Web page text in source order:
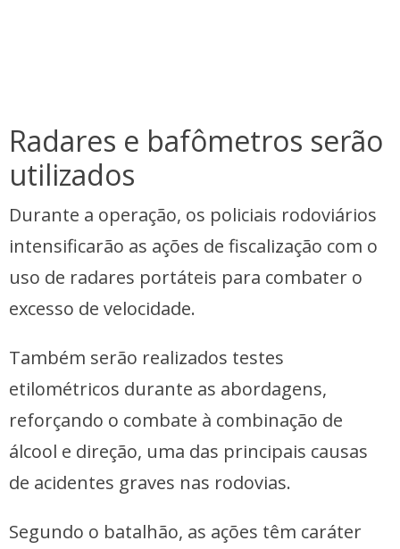
Radares e bafômetros serão
utilizados
Durante a operação, os policiais rodoviários
intensificarão as ações de fiscalização com o
uso de radares portáteis para combater o
excesso de velocidade.
Também serão realizados testes
etilométricos durante as abordagens,
reforçando o combate à combinação de
álcool e direção, uma das principais causas
de acidentes graves nas rodovias.
Segundo o batalhão, as ações têm caráter